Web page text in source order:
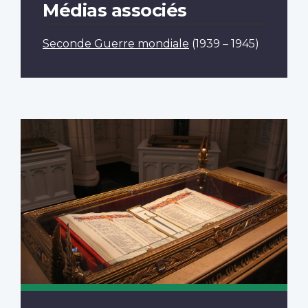
Médias associés
Seconde Guerre mondiale (1939 – 1945)